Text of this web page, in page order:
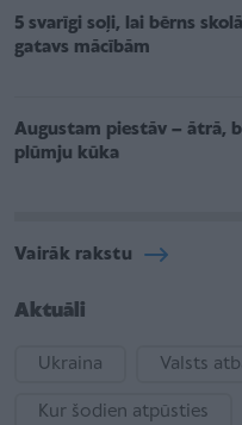
5 svarīgi soļi, lai bērns
gatavs mācībām
Augustam piestāv – ātrā,
plūmju kūka
Vairāk rakstu
Aktuāli
Ukraina Valsts
Kur šodien atpūsties